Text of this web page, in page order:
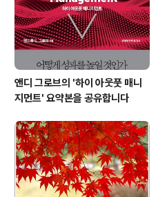
앤디 그로브의 '하이 아웃풋 매니
지먼트' 요약본을 공유합니다